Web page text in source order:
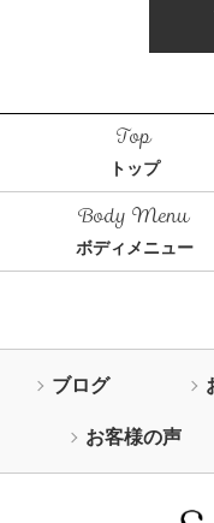
トップ
ボディメニュー
ブログ
お客様の声